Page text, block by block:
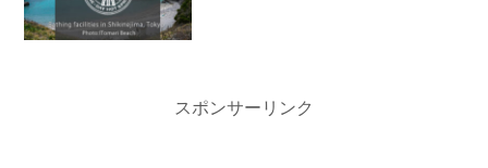
スポンサーリンク